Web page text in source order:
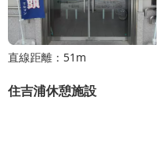
直線距離：51m
住吉浦休憩施設